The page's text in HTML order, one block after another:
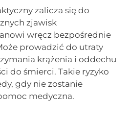
zalicza się do
zjawisk
wręcz bezpośrednie
prowadzić do utraty
krążenia i oddechu
do śmierci. Takie ryzyko
gdy nie zostanie
medyczna.